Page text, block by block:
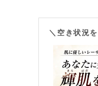
＼空き状況